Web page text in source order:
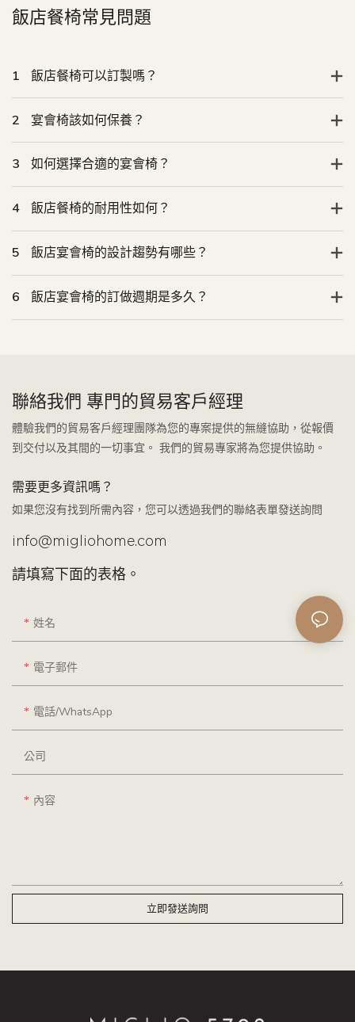
1 飯店餐椅可以訂製嗎？
2 宴會椅該如何保養？
3 如何選擇合適的宴會椅？
4 飯店餐椅的耐用性如何？
5 飯店宴會椅的設計趨勢有哪些？
6 飯店宴會椅的訂做週期是多久？
聯絡我們 專門的貿易客戶經理
體驗我們的貿易客戶經理團隊為您的專案提供的無縫協助，從報價
到交付以及其間的一切事宜。 我們的貿易專家將為您提供協助。
需要更多資訊嗎？
如果您沒有找到所需內容，您可以透過我們的聯絡表單發送詢問
info@migliohome.com
請填寫下面的表格。
姓名
電子郵件
電話/WhatsApp
公司
內容
立即發送詢問